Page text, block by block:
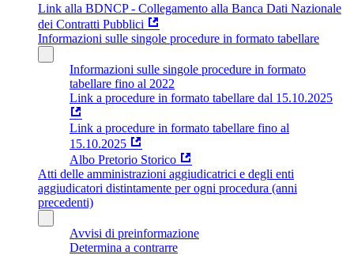
Link alla BDNCP - Collegamento alla Banca Dati Nazionale
dei Contratti Pubblici
Informazioni sulle singole procedure in formato tabellare
Informazioni sulle singole procedure in formato
tabellare fino al 2022
Link a procedure in formato tabellare dal 15.10.2025
Link a procedure in formato tabellare fino al
15.10.2025
Albo Pretorio Storico
Atti delle amministrazioni aggiudicatrici e degli enti
aggiudicatori distintamente per ogni procedura (anni
precedenti)
Avvisi di preinformazione
Determina a contrarre